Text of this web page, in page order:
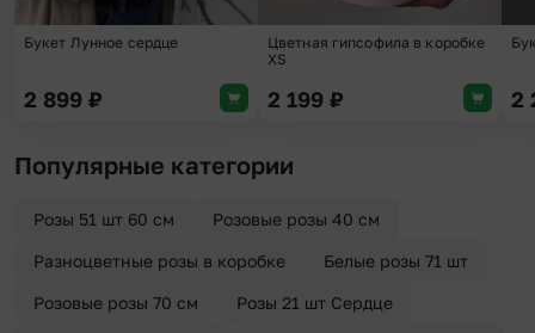
Букет Лунное сердце
2 899 ₽
Цветная гипсофила в коробке
XS
2 199 ₽ 2
Популярные категории
Розы 51 шт 60 см Розовые розы 40 см
Разноцветные розы в коробке Белые розы 71 шт
Розовые розы 70 см Розы 21 шт Сердце